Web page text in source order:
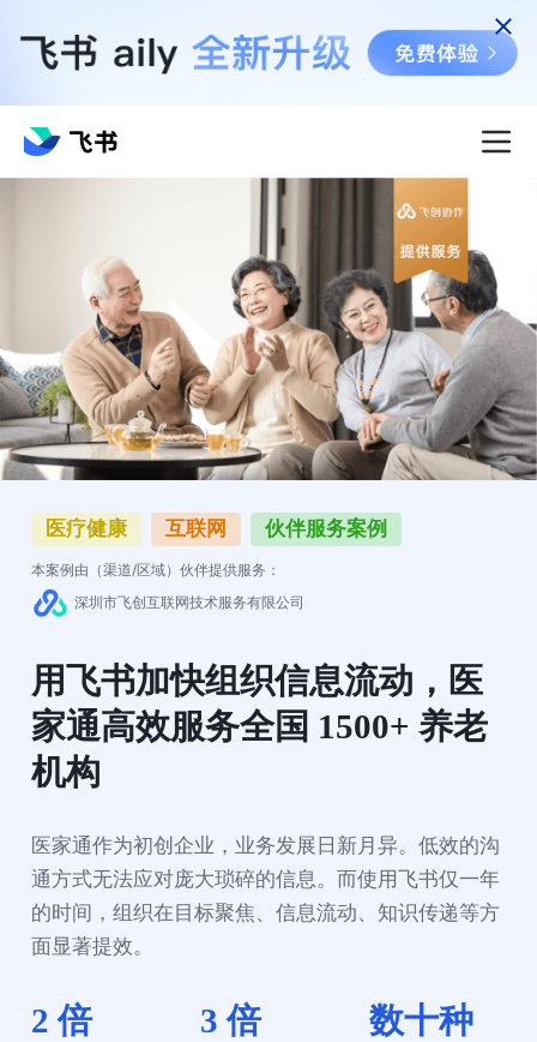
医疗健康 互联网 伙伴服务案例
本案例由（渠道/区域）伙伴提供服务：
深圳市飞创互联网技术服务有限公司
用飞书加快组织信息流动，医
家通高效服务全国 1500+ 养老
机构
医家通作为初创企业，业务发展日新月异。低效的沟
通方式无法应对庞大琐碎的信息。而使用飞书仅一年
的时间，组织在目标聚焦、信息流动、知识传递等方
面显著提效。
2 倍 3 倍 数十种